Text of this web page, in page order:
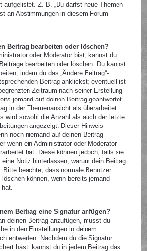
aufgelistet. Z. B. „Du darfst neue Themen
an Abstimmungen in diesem Forum
Beitrag bearbeiten oder löschen?
oder Moderator bist, kannst du
bearbeiten oder löschen. Du kannst
indem du das „Ändere Beitrag“-
Beitrag anklickst; eventuell ist
Zeitraum nach seiner Erstellung
jemand auf deinen Beitrag geantwortet
in der Themenansicht als überarbeitet
wird sowohl die Anzahl als auch der letzte
angezeigt. Dieser Hinweis
noch niemand auf deinen Beitrag
wenn ein Administrator oder Moderator
hat. Diese können jedoch, falls sie
Notiz hinterlassen, warum dein Beitrag
Bitte beachte, dass normale Benutzer
können, wenn bereits jemand
Beitrag eine Signatur anfügen?
deinen Beitrag anzufügen, musst du
in den Einstellungen in deinem
entwerfen. Nachdem du die Signatur
hast, kannst du in jedem Beitrag das